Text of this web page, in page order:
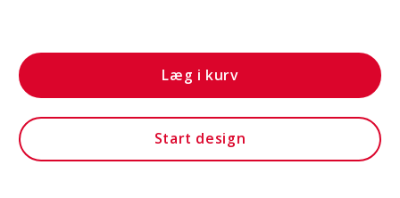
Læg i kurv
Start design